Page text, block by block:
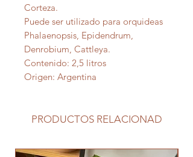
Corteza.
Puede ser utilizado para orquideas
Phalaenopsis, Epidendrum,
Denrobium, Cattleya.
Contenido: 2,5 litros
Origen: Argentina
PRODUCTOS RELACIONAD